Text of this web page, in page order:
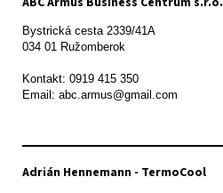
Bystrická cesta 2339/41A
034 01 Ružomberok
Kontakt: 0919 415 350
Adrián Hennemann - TermoCool